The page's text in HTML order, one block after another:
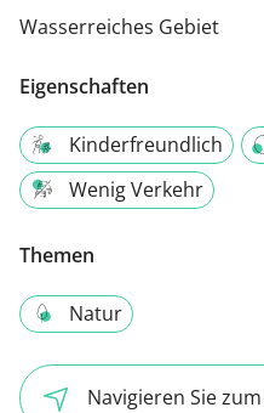
Wasserreiches Gebiet
Eigenschaften
Kinderfreundlich
Wenig Verkehr
Themen
Natur
Navigieren Sie